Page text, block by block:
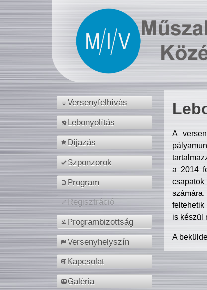
Versenyfelhívás
Lebonyolítás
Díjazás
Szponzorok
Program
Regisztráció
Programbizottság
Versenyhelyszín
Kapcsolat
Galéria
A
a 2014
csapatok
feltehetik
is készül
A